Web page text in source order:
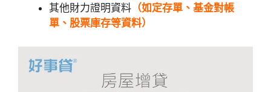
其他財力證明資料 （如定存單、基金對帳
單、股票庫存等資料）